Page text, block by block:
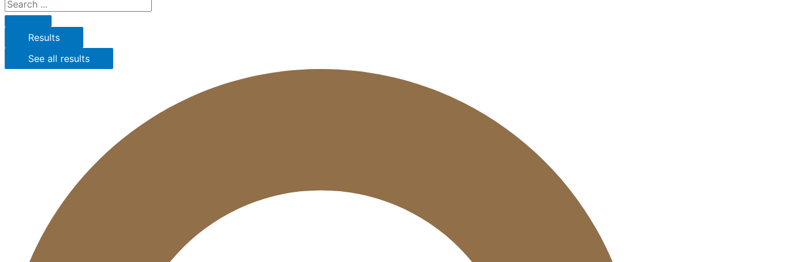
Results
See all results